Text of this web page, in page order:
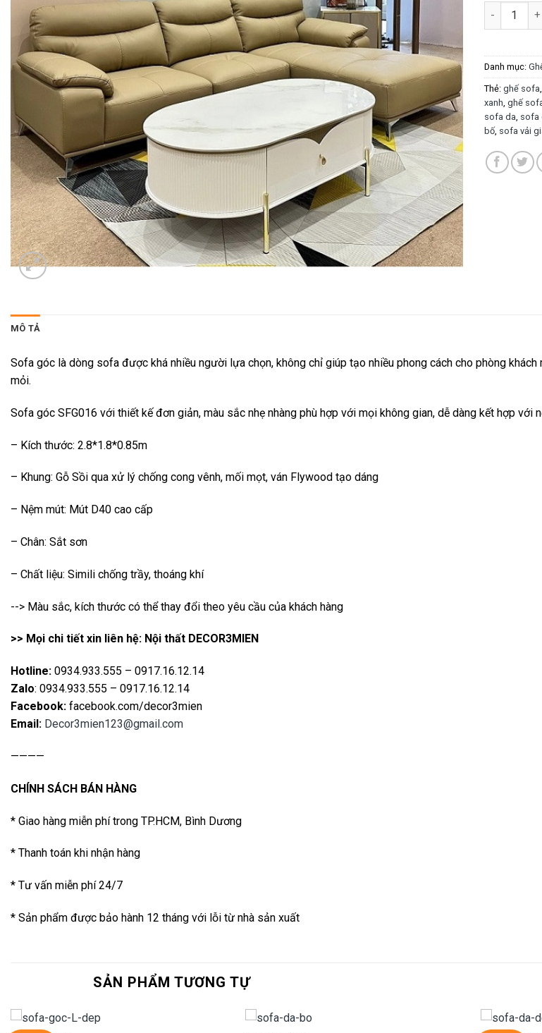
Sofa góc
Danh mục:
Thẻ: ghế sofa
xanh ghế
sofa da sofa
bố, sofa vải
MÔ TẢ
Sofa góc là dòng sofa được khá nhiều người lựa chọn, không chỉ giúp tạo nhiều phong cách cho phòng
mỏi.
Sofa góc SFG016 với thiết kế đơn giản, màu sắc nhẹ nhàng phù hợp với mọi không gian, dễ dàng kết hợp với
– Kích thước: 2.8*1.8*0.85m
– Khung: Gỗ Sồi qua xử lý chống cong vênh, mối mọt, ván Flywood tạo dáng
– Nệm mút: Mút D40 cao cấp
– Chân: Sắt sơn
– Chất liệu: Simili chống trầy, thoáng khí
--> Màu sắc, kích thước có thể thay đổi theo yêu cầu của khách hàng
>> Mọi chi tiết xin liên hệ: Nội thất DECOR3MIEN
Hotline: 0934.933.555 – 0917.16.12.14
Zalo: 0934.933.555 – 0917.16.12.14
Facebook: facebook.com/decor3mien
Email: Decor3mien123@gmail.com
————
CHÍNH SÁCH BÁN HÀNG
* Giao hàng miễn phí trong TP.HCM, Bình Dương
* Thanh toán khi nhận hàng
* Tư vấn miễn phí 24/7
* Sản phẩm được bảo hành 12 tháng với lỗi từ nhà sản xuất
SẢN PHẨM TƯƠNG TỰ